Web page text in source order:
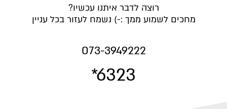
רוצה לדבר איתנו עכשיו?
מחכים לשמוע ממך :-) נשמח לעזור בכל עניין
073-3949222
*6323